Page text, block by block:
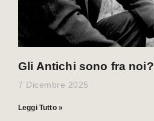
Gli Antichi sono fra noi?
7 Dicembre 2025
Leggi Tutto »